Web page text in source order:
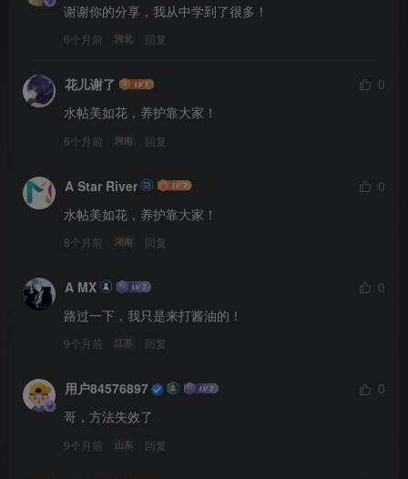
谢谢你的分享，我从中学到了很多！
6个月前 河北 回复
花儿谢了
0
水帖美如花，养护靠大家！
6个月前 河南 回复
A Star River
0
水帖美如花，养护靠大家！
8个月前 湖南 回复
A MX
0
路过一下，我只是来打酱油的！
9个月前 江苏 回复
用户84576897
0
哥，方法失效了
9个月前 山东 回复